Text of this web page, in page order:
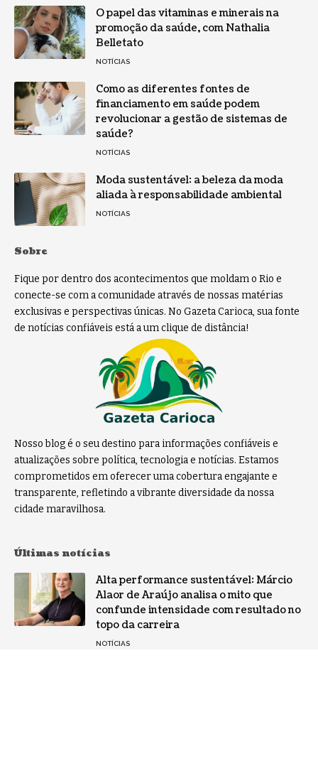
O papel das vitaminas e minerais na
promoção da saúde, com Nathalia
Belletato
NOTÍCIAS
Como as diferentes fontes de
financiamento em saúde podem
revolucionar a gestão de sistemas de
saúde?
NOTÍCIAS
Moda sustentável: a beleza da moda
aliada à responsabilidade ambiental
NOTÍCIAS
Sobre
Fique por dentro dos acontecimentos que moldam o Rio e
conecte-se com a comunidade através de nossas matérias
exclusivas e perspectivas únicas. No Gazeta Carioca, sua fonte
de notícias confiáveis está a um clique de distância!
Nosso blog é o seu destino para informações confiáveis e
atualizações sobre política, tecnologia e notícias. Estamos
comprometidos em oferecer uma cobertura engajante e
transparente, refletindo a vibrante diversidade da nossa
cidade maravilhosa.
Últimas notícias
Alta performance sustentável: Márcio
Alaor de Araújo analisa o mito que
confunde intensidade com resultado no
topo da carreira
NOTÍCIAS